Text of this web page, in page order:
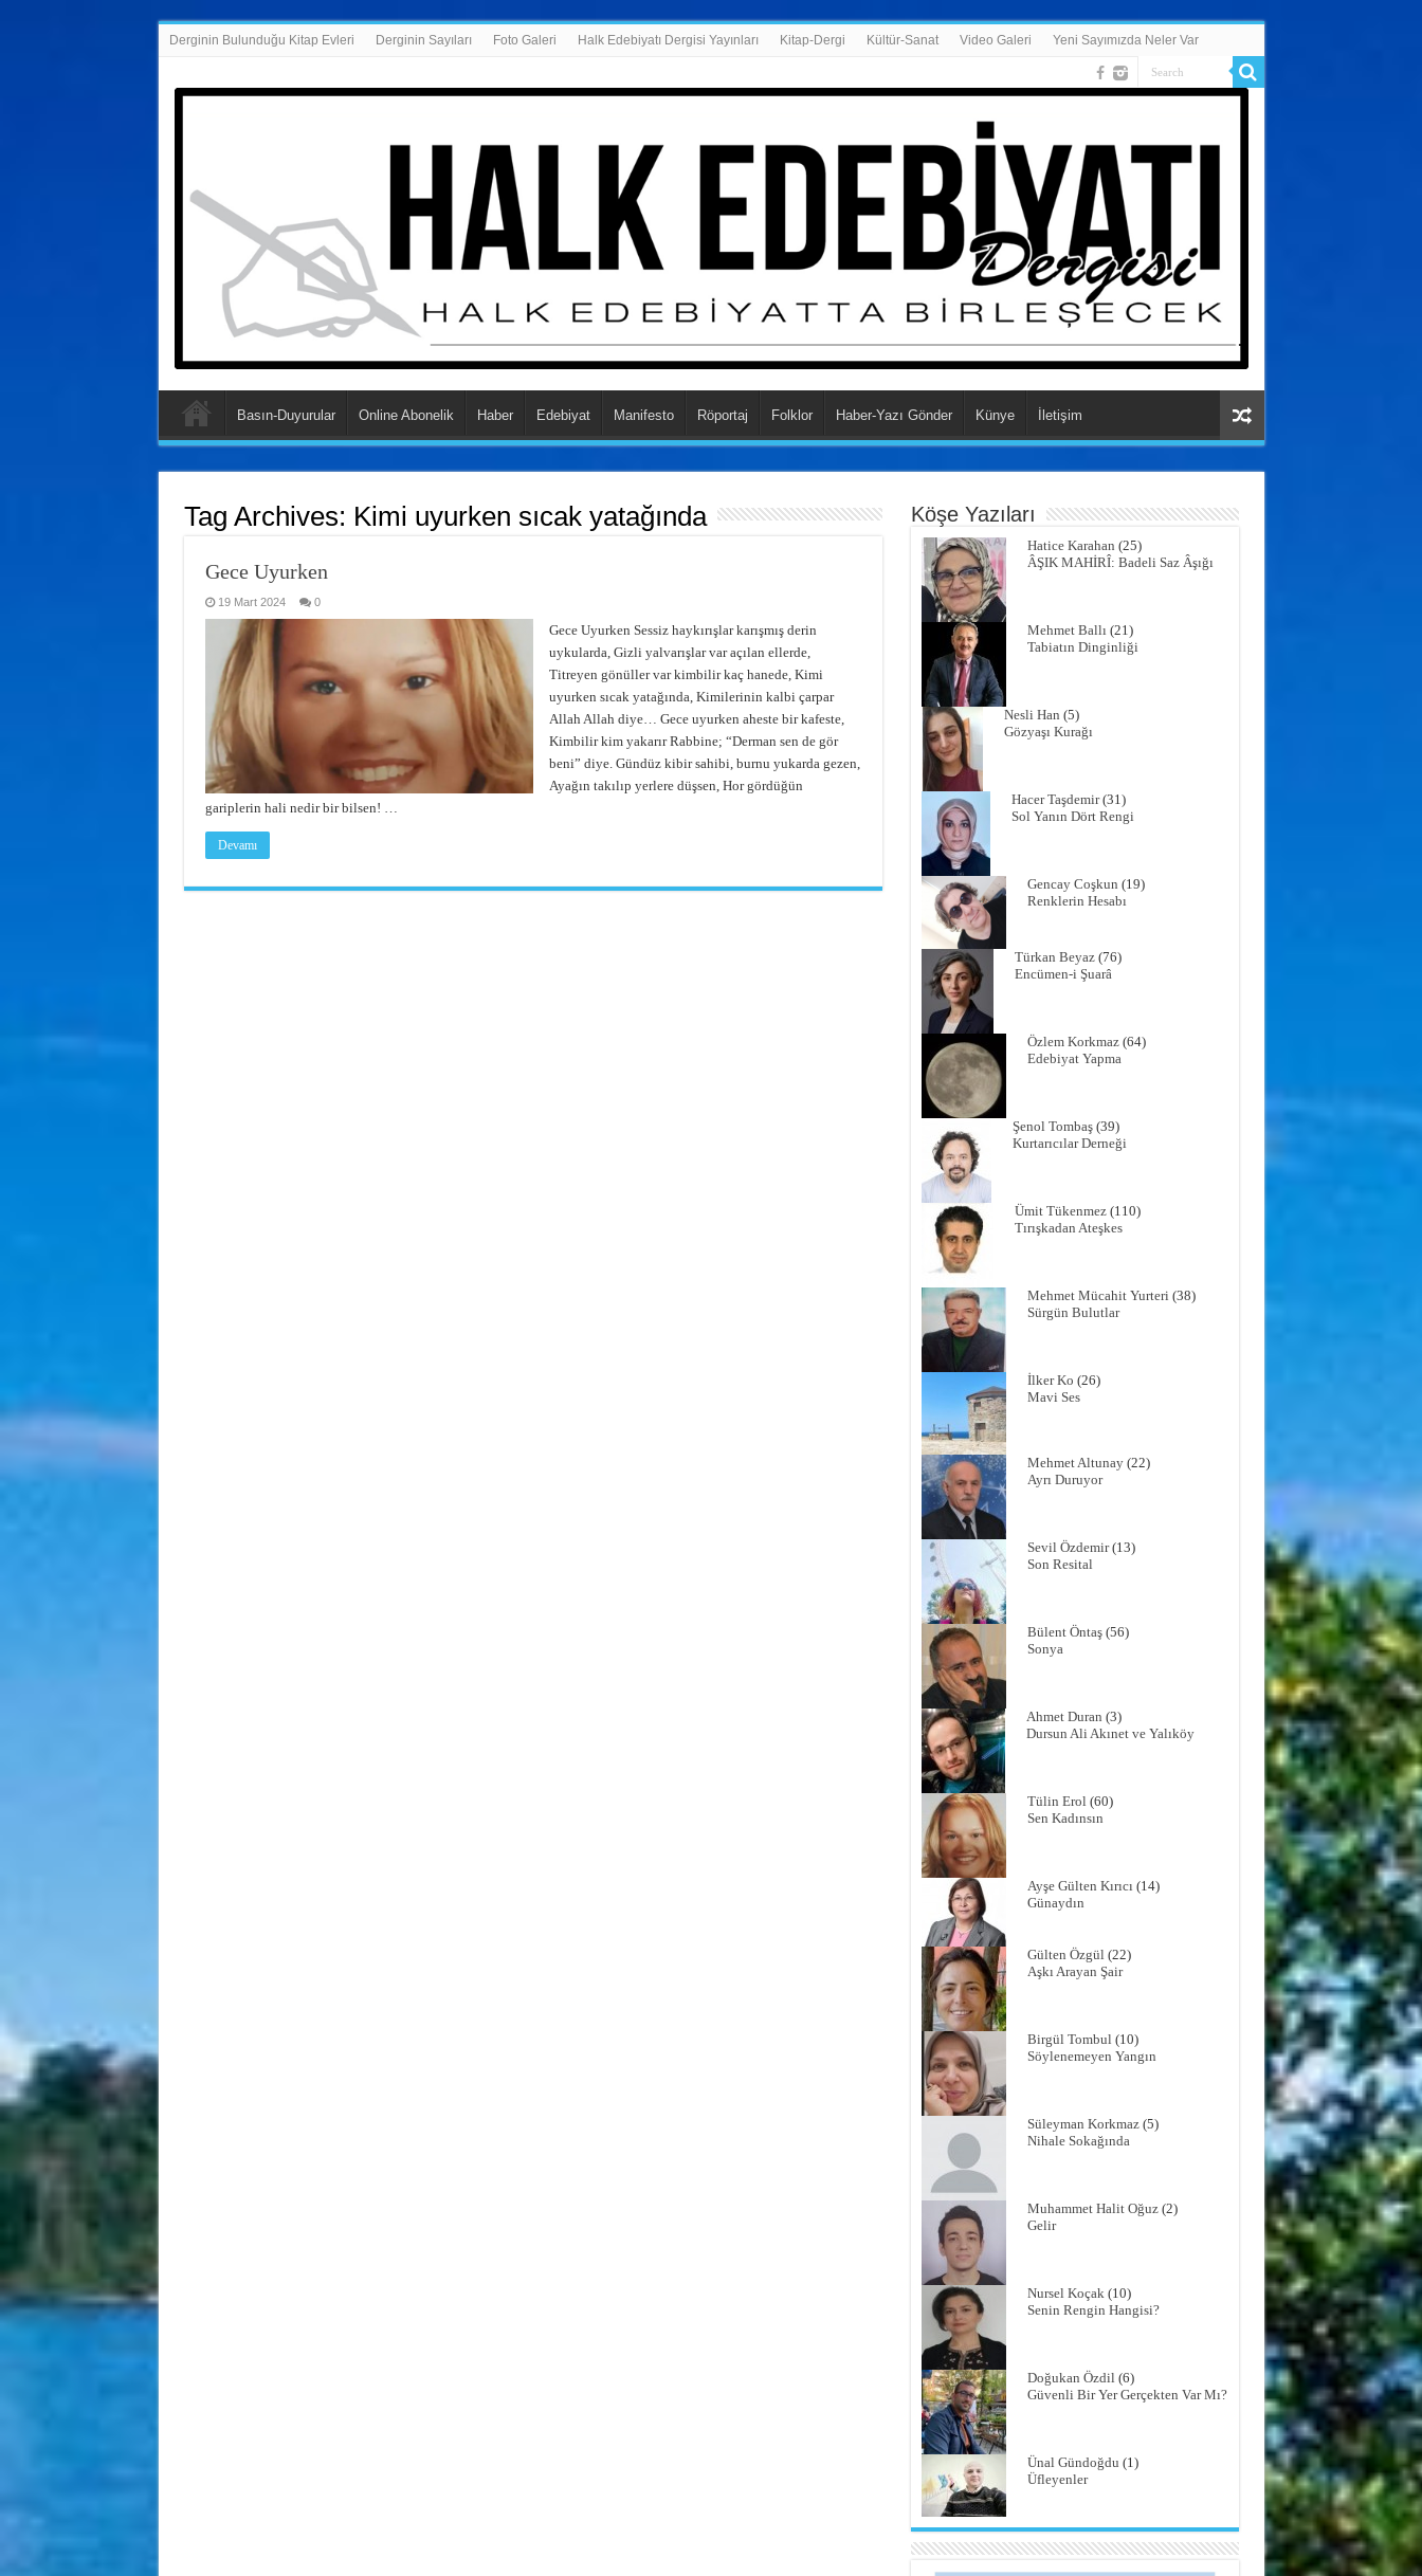
Derginin Bulunduğu Kitap Evleri Derginin Sayıları Foto Galeri Halk Edebiyatı Dergisi Yayınları Kitap-Dergi Kültür-Sanat Video Galeri Yeni Sayımızda Neler Var
Basın-Duyurular Online Abonelik Haber Edebiyat Manifesto Röportaj Folklor Haber-Yazı Gönder Künye İletişim
Tag Archives: Kimi uyurken sıcak yatağında
Gece Uyurken
19 Mart 2024 0
Gece Uyurken Sessiz haykırışlar karışmış derin
uykularda, Gizli yalvarışlar var açılan ellerde,
Titreyen gönüller var kimbilir kaç hanede, Kimi
uyurken sıcak yatağında, Kimilerinin kalbi çarpar
Allah Allah diye… Gece uyurken aheste bir kafeste,
Kimbilir kim yakarır Rabbine; “Derman sen de gör
beni” diye. Gündüz kibir sahibi, burnu yukarda gezen,
Ayağın takılıp yerlere düşsen, Hor gördüğün
gariplerin hali nedir bir bilsen! …
Devamı
Köşe Yazıları
Hatice Karahan (25)
ÂŞIK MAHİRÎ: Badeli Saz Âşığı
Mehmet Ballı(21)
Tabiatın Dinginliği
Nesli Han (5)
Gözyaşı Kurağı
Hacer Taşdemir(31)
Sol Yanın Dört Rengi
Gencay Coşkun (19)
Renklerin Hesabı
Türkan Beyaz(76)
Encümen-i Şuarâ
Özlem Korkmaz(64)
Edebiyat Yapma
Şenol Tombaş(39)
Kurtarıcılar Derneği
Ümit Tükenmez(110)
Tırışkadan Ateşkes
Mehmet Mücahit Yurteri(38)
Sürgün Bulutlar
İlker Ko (26)
Mavi Ses
Mehmet Altunay(22)
Ayrı Duruyor
Sevil Özdemir(13)
Son Resital
Bülent Öntaş(56)
Sonya
Ahmet Duran (3)
Dursun Ali Akınet ve Yalıköy
Tülin Erol(60)
Sen Kadınsın
Ayşe Gülten Kırıcı(14)
Günaydın
Gülten Özgül(22)
Aşkı Arayan Şair
Birgül Tombul(10)
Söylenemeyen Yangın
Süleyman Korkmaz(5)
Nihale Sokağında
Muhammet Halit Oğuz(2)
Gelir
Nursel Koçak(10)
Senin Rengin Hangisi?
Doğukan Özdil(6)
Güvenli Bir Yer Gerçekten Var Mı?
Ünal Gündoğdu (1)
Üfleyenler